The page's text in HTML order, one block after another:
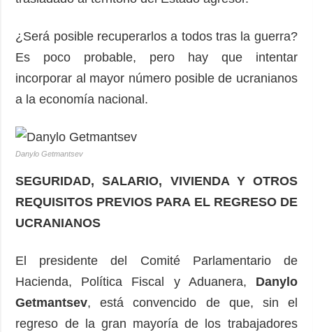
¿Será posible recuperarlos a todos tras la guerra?
Es poco probable, pero hay que intentar
incorporar al mayor número posible de ucranianos
a la economía nacional.
Danylo Getmantsev
SEGURIDAD, SALARIO, VIVIENDA Y OTROS
REQUISITOS PREVIOS PARA EL REGRESO DE
UCRANIANOS
El presidente del Comité Parlamentario de
Hacienda, Política Fiscal y Aduanera, Danylo
Getmantsev, está convencido de que, sin el
regreso de la gran mayoría de los trabajadores